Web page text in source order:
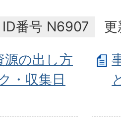
ID番号 N6907
源の出し方
・収集日